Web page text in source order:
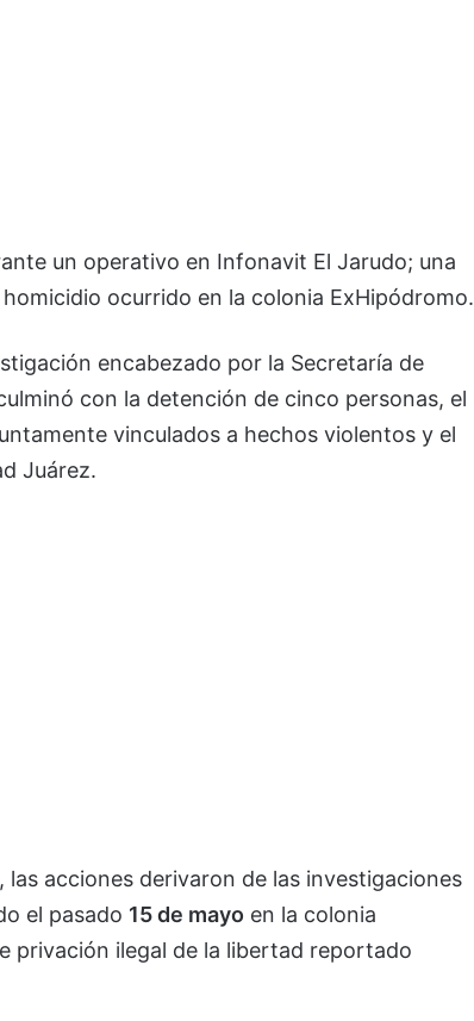
un operativo en Infonavit El Jarudo; una
ocurrido en la colonia ExHipódromo.
encabezado por la Secretaría de
con la detención de cinco personas, el
vinculados a hechos violentos y el
Juárez.
acciones derivaron de las investigaciones
el pasado 15 de mayo en la colonia
privación ilegal de la libertad reportado